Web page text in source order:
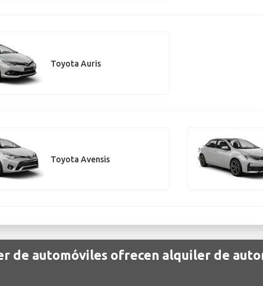
Toyota Auris
Toyota Avensis
de automóviles ofrecen alquiler de